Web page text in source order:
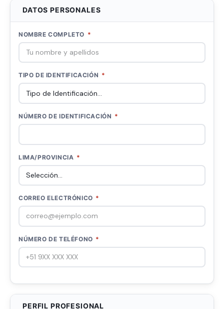
DATOS PERSONALES
NOMBRE COMPLETO *
TIPO DE IDENTIFICACIÓN *
NÚMERO DE IDENTIFICACIÓN *
LIMA/PROVINCIA *
CORREO ELECTRÓNICO *
NÚMERO DE TELÉFONO *
PERFIL PROFESIONAL